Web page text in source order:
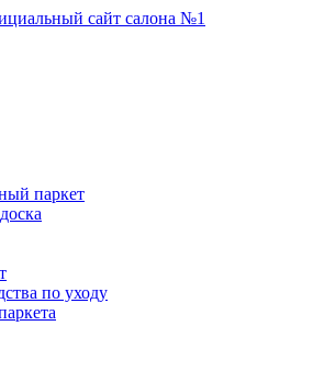
паркет
по уходу